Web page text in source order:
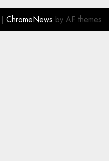
| ChromeNews by AF themes.